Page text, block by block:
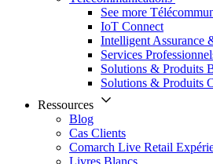
See more
IoT Connect
Intelligent Assurance
Services
Solutions & Produits
Solutions & Produits
Ressources
Blog
Cas Clients
Comarch Live Retail
Livres Blancs